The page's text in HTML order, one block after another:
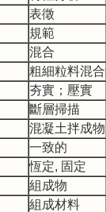
表徵
規範
混合
粗細粒料混
夯實；壓實
斷層掃描
混凝土拌成物
一致的
恆定, 固定
組成物
組成材料